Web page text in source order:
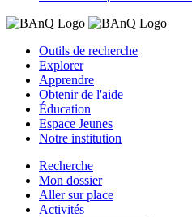
Outils de recherche
Explorer
Apprendre
Obtenir de l'aide
Éducation
Espace Jeunes
Notre institution
Recherche
Mon dossier
Aller sur place
Activités